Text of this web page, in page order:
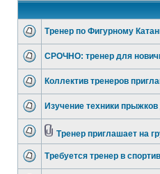
Тренер по Фигурному
СРОЧНО: тренер для
Коллектив тренеров
Изучение техники
Тренер приглашает на
Требуется тренер в